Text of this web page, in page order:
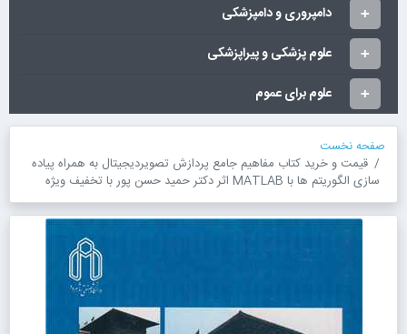
دامپروری و دامپزشکی
علوم پزشکی و پیراپزشکی
علوم برای عموم
صفحه نخست
قیمت و خرید کتاب مفاهیم جامع پردازش تصویردیجیتال به همراه پیاده
سازی الگوریتم ها با MATLAB اثر دکتر حمید حسن پور با تخفیف ویژه